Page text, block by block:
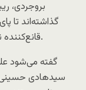
بروجردی،
گذاشته‌اند تا
قانع‌کننده نبود، برای طرح سوال از برخی وزیران اقدام کنند.
گفته می‌شود
سیدهادی حسینی